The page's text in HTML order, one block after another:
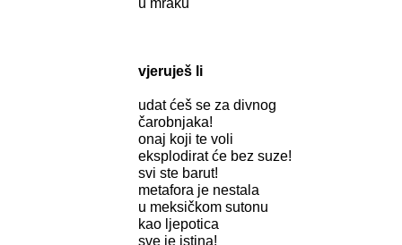
vjeruješ li
udat ćeš se za divnog
čarobnjaka!
onaj koji te voli
eksplodirat će bez suze!
svi ste barut!
metafora je nestala
u meksičkom sutonu
kao ljepotica
sve je istina!